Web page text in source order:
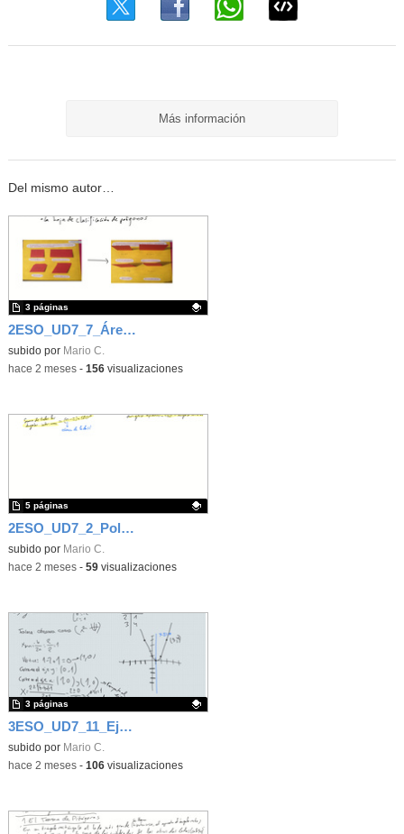
Más información
Del mismo autor…
2ESO_UD7_7_Áreas de paralelogramos
Contenido educativo.
subido por Mario C.
3 páginas
-hace 2 meses- 156visualizaciones
2ESO_UD7_2_Polígonos
Contenido educativo.
subido por Mario C.
5 páginas
-hace 2 meses- 59visualizaciones
3ESO_UD7_11_Ejercicios de Función cuadrática
Contenido educativo.
subido por Mario C.
3 páginas
-hace 2 meses- 106visualizaciones